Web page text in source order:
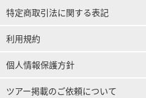
特定商取引法に関する表記
利用規約
個人情報保護方針
ツアー掲載のご依頼について